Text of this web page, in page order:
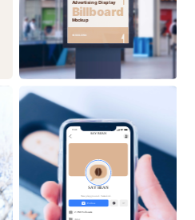
Advertising Display
Billboard
Mockup
ON BUILDING
9:41
SAY
BEAN
SAY
BEAN
New playground. Same kid.
2.3M Followers
Actor
Follow